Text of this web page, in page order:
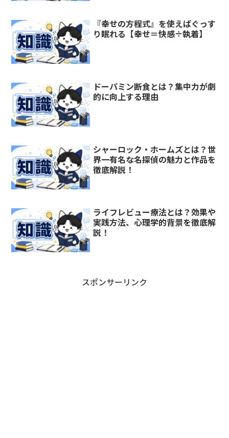
『幸せの方程式』を使えばぐっす
り眠れる【幸せ＝快感÷執着】
ドーパミン断食とは？集中力が劇
的に向上する理由
シャーロック・ホームズとは？世
界一有名な名探偵の魅力と作品を
徹底解説！
ライフレビュー療法とは？効果や
実践方法、心理学的背景を徹底解
説！
スポンサーリンク